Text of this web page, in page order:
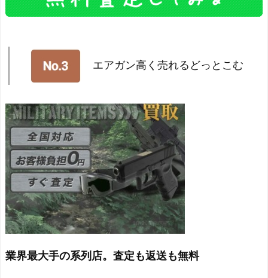
エアガン高く売れるどっとこむ
業界最大手の系列店。査定も返送も無料